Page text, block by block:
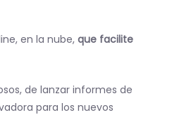
en la nube, que facilite
de lanzar informes de
para los nuevos